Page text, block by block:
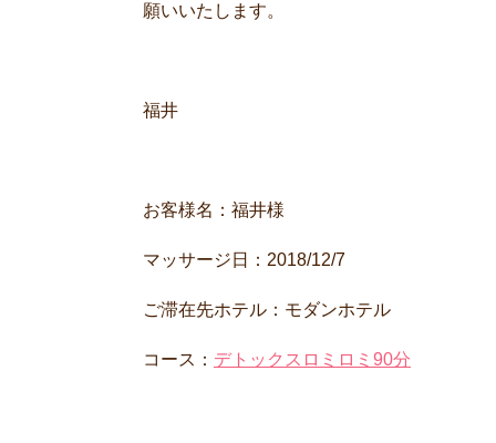
願いいたします。
福井
お客様名：福井様
マッサージ日：2018/12/7
ご滞在先ホテル：モダンホテル
コース： デトックスロミロミ90分